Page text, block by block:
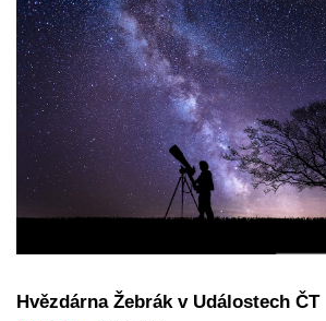
Hvězdárna Žebrák v Událostech ČT